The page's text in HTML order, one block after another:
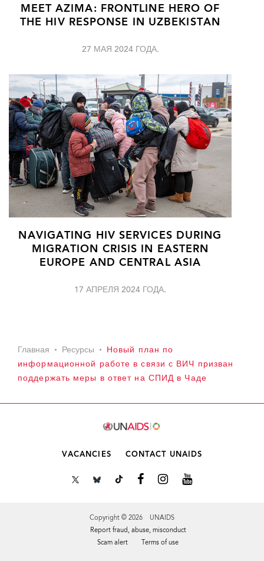
MEET AZIMA: FRONTLINE HERO OF
THE HIV RESPONSE IN UZBEKISTAN
27 МАЯ 2024 ГОДА.
NAVIGATING HIV SERVICES DURING
MIGRATION CRISIS IN EASTERN
EUROPE AND CENTRAL ASIA
17 АПРЕЛЯ 2024 ГОДА.
Главная Ресурсы
Новый план по
информационной работе в связи с ВИЧ призван
поддержать меры в ответ на СПИД в Чаде
VACANCIES CONTACT UNAIDS
Copyright © 2026 UNAIDS
Report fraud, abuse, misconduct
Scam alert
Terms of use